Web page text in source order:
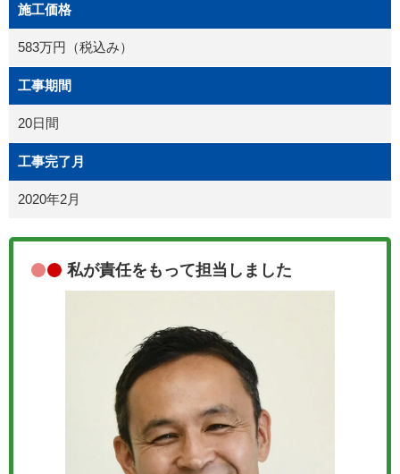
施工価格
583万円（税込み）
工事期間
20日間
工事完了月
2020年2月
私が責任をもって担当しました